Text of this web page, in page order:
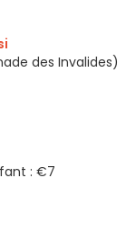
des Invalides)
: €7